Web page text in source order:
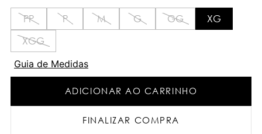
PP P M G GG
XG
XGG
Guia de Medidas
ADICIONAR AO CARRINHO
FINALIZAR COMPRA